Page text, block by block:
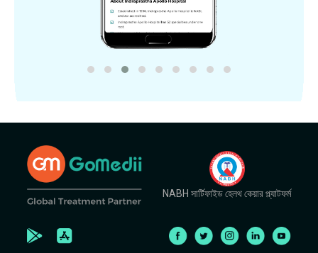
NABH সার্টিফাইড হেলথ কেয়ার প্ল্যাটফর্ম